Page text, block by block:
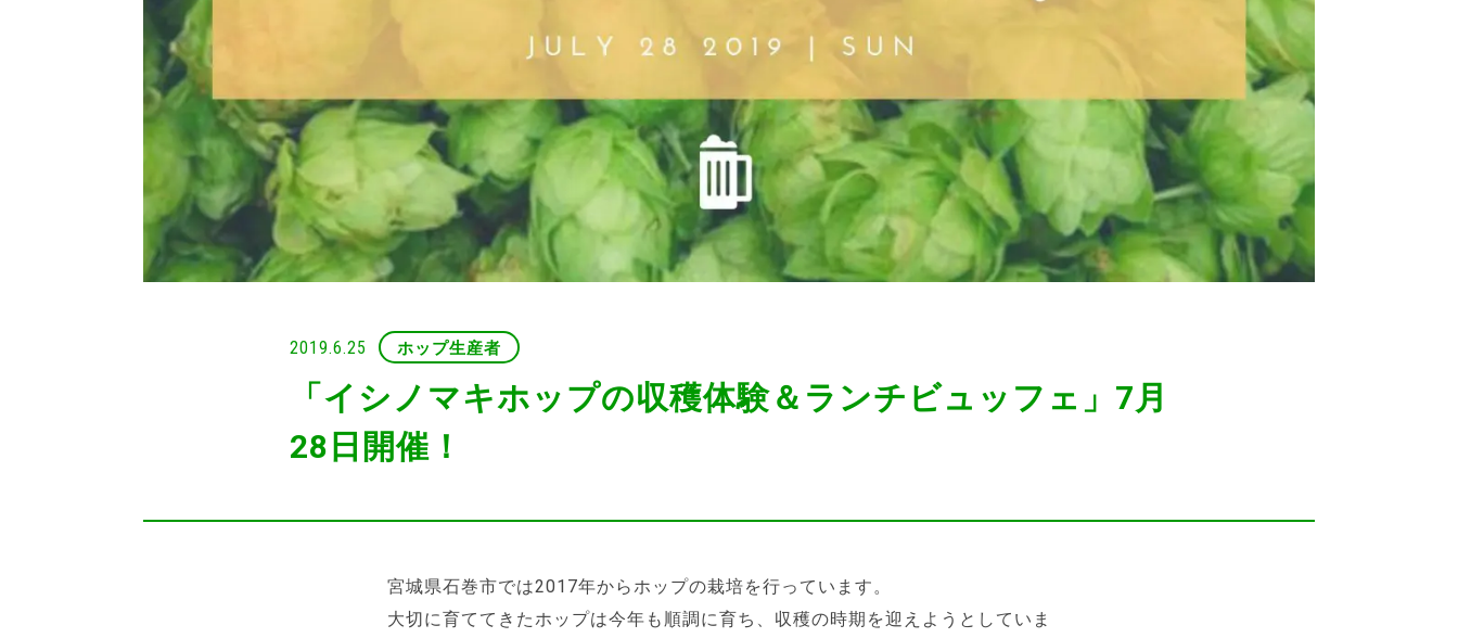
2019.6.25 ホップ生産者
「イシノマキホップの収穫体験＆ランチビュッフェ」7月
28日開催！
宮城県石巻市では2017年からホップの栽培を行っています。
大切に育ててきたホップは今年も順調に育ち、収穫の時期を迎えようとしていま